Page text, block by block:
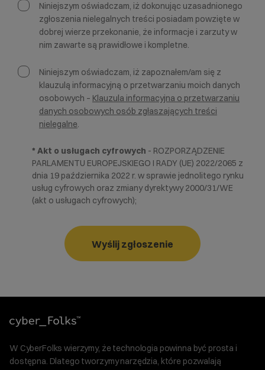
Niniejszym oświadczam, iż dokonując uzasadnionego
zgłoszenia nielegalnych treści posiadam powzięte w
dobrej wierze przekonanie, że informacje i zarzuty w
nim zawarte są prawidłowe i kompletne.
Niniejszym oświadczam, iż zapoznałem/am się z
klauzulą informacyjną o przetwarzaniu moich danych
osobowych – Klauzula informacyjna o przetwarzaniu
danych osobowych osób zgłaszających treści
nielegalne.
* Akt o usługach cyfrowych - ROZPORZĄDZENIE
PARLAMENTU EUROPEJSKIEGO I RADY (UE) 2022/2065 z
dnia 19 października 2022 r. w sprawie jednolitego rynku
usług cyfrowych oraz zmiany dyrektywy 2000/31/WE
(akt o usługach cyfrowych);
Wyślij zgłoszenie
W CyberFolks wierzymy, że technologia powinna być prosta i
dostępna. Dlatego tworzymy narzędzia, które pozwalają